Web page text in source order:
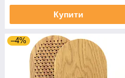
Купити
–4%